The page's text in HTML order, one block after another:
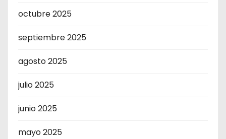
octubre 2025
septiembre 2025
agosto 2025
julio 2025
junio 2025
mayo 2025